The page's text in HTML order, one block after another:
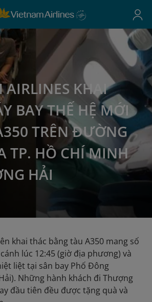
AIRLINES KHAI
BAY THẾ HỆ MỚI
TRÊN ĐƯỜNG
TP. HỒ CHÍ MINH
HẢI
khai thác bằng tàu A350 mang số
lúc 12:45 (giờ địa phương) và
liệt tại sân bay Phố Đông
Những hành khách đi Thượng
đầu tiên đều được tặng quà và